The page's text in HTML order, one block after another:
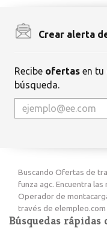
Crear alerta
Recibe ofertas en tu
búsqueda.
Buscando Ofertas de
funza agc. Encuentra
Operador de
través de elempleo.com
Búsquedas